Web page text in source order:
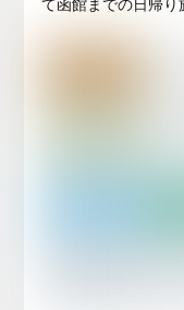
て函館までの日帰り